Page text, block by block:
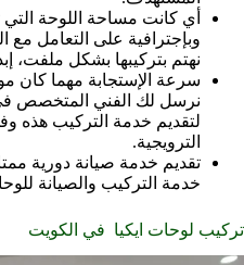
أي كانت مساحة اللوحة التي
وبإجترافية على التعامل مع
نهتم بتركيبها بشكل ملفت،
سرعة الإستجابة مهما كان
نرسل لك الفني المتخصص
لتقديم خدمة التركيب هذه
الترويجية.
تقديم خدمة صيانة دورية
خدمة التركيب والصيانة
تركيب لوحات ايكيا في الكويت